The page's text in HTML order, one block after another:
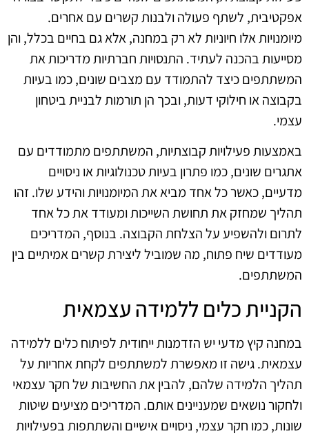
אפקטיבית, לשתף פעולה ולבנות קשרים עם אחרים.
מיומנויות אלו חיוניות לא רק במחנה, אלא גם בחיים בכלל, והן
מסייעות בהכנה לעתיד. התנסויות חברתיות מדריכות את
המשתתפים כיצד להתמודד עם מצבים שונים, כמו בעיות
בקבוצה או חילוקי דעות, ובכך הן תורמות לבניית ביטחון
עצמי.
באמצעות פעילויות קבוצתיות, המשתתפים מתמודדים עם
אתגרים שונים, כמו פתרון בעיות טכנולוגיות או ניסויים
מדעיים, כאשר כל אחד מביא את המיומנויות והידע שלו. זהו
תהליך שמחזק את תחושת השייכות ומעודד את כל אחד
לתרום ולהשפיע על הצלחת הקבוצה. בנוסף, המדריכים
מעודדים שיח פתוח, מה שמוביל ליצירת קשרים אמיתיים בין
המשתתפים.
הקניית כלים ללמידה עצמאית
במחנה קיץ מדעי יש הזדמנות ייחודית לפיתוח כלים ללמידה
עצמאית. גישה זו מאפשרת למשתתפים לקחת אחריות על
תהליך הלמידה שלהם, להבין את החשיבות של חקר עצמאי
ולחקור נושאים שמעניינים אותם. המדריכים מציעים שיטות
שונות, כמו חקר עצמי, ניסויים אישיים והשתתפות בפעילויות